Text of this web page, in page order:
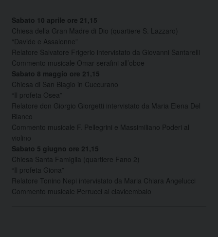
Sabato 10 aprile ore 21,15
Chiesa della Gran Madre di Dio (quartiere S. Lazzaro)
“Davide e Assalonne”
Relatore Salvatore Frigerio intervistato da Giovanni Santarelli
Commento musicale Omar serafini all’oboe
Sabato 8 maggio ore 21,15
Chiesa di San Biagio in Cuccurano
“Il profeta Osea”
Relatore don Giorgio Giorgetti intervistato da Maria Elena Del
Bianco
Commento musicale F. Pellegrini e Massimiliano Poderi al
violino
Sabato 5 giugno ore 21,15
Chiesa Santa Famiglia (quartiere Fano 2)
“Il profeta Giona”
Relatore Tonino Nepi intervistato da Maria Chiara Angelucci
Commento musicale Perrucci al clavicembalo